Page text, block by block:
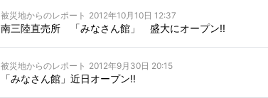
被災地からのレポート 2012年10月10日 12:37
南三陸直売所 「みなさん館」 盛大にオープン!!
被災地からのレポート 2012年9月30日 20:15
「みなさん館」近日オープン!!